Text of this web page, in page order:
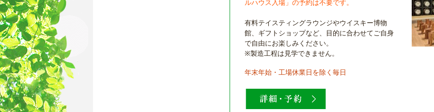
ルハウス入場」の予約は不要です。
有料テイスティングラウンジやウイスキー博物
館、ギフトショップなど、目的に合わせてご自身
で自由にお楽しみください。
※製造工程は見学できません。
年末年始・工場休業日を除く毎日